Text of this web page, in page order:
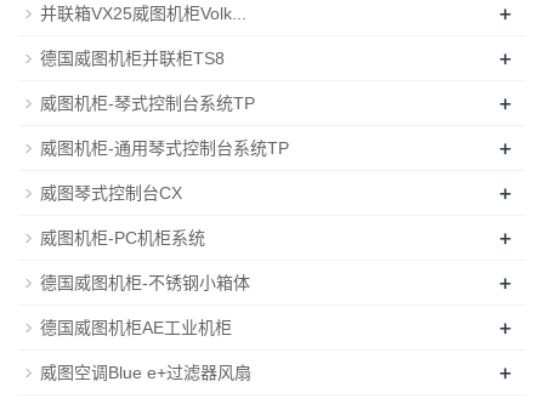
并联箱VX25威图机柜Volk... +
德国威图机柜并联柜TS8 +
威图机柜-琴式控制台系统TP +
威图机柜-通用琴式控制台系统TP +
威图琴式控制台CX +
威图机柜-PC机柜系统 +
德国威图机柜-不锈钢小箱体 +
德国威图机柜AE工业机柜 +
威图空调Blue e+过滤器风扇 +